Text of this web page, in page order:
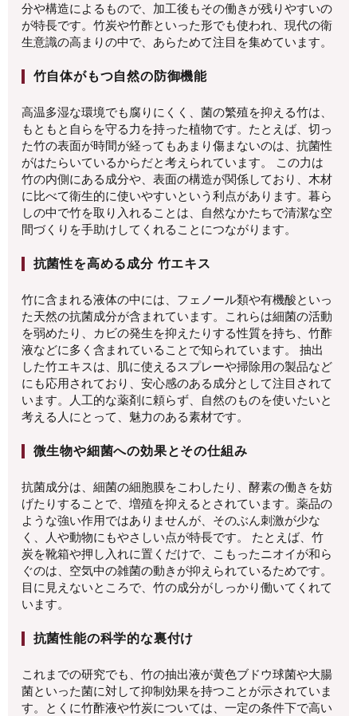
分や構造によるもので、加工後もその働きが残りやすいの
が特長です。竹炭や竹酢といった形でも使われ、現代の衛
生意識の高まりの中で、あらためて注目を集めています。
竹自体がもつ自然の防御機能
高温多湿な環境でも腐りにくく、菌の繁殖を抑える竹は、
もともと自らを守る力を持った植物です。たとえば、切っ
た竹の表面が時間が経ってもあまり傷まないのは、抗菌性
がはたらいているからだと考えられています。 この力は
竹の内側にある成分や、表面の構造が関係しており、木材
に比べて衛生的に使いやすいという利点があります。暮ら
しの中で竹を取り入れることは、自然なかたちで清潔な空
間づくりを手助けしてくれることにつながります。
抗菌性を高める成分 竹エキス
竹に含まれる液体の中には、フェノール類や有機酸といっ
た天然の抗菌成分が含まれています。これらは細菌の活動
を弱めたり、カビの発生を抑えたりする性質を持ち、竹酢
液などに多く含まれていることで知られています。 抽出
した竹エキスは、肌に使えるスプレーや掃除用の製品など
にも応用されており、安心感のある成分として注目されて
います。人工的な薬剤に頼らず、自然のものを使いたいと
考える人にとって、魅力のある素材です。
微生物や細菌への効果とその仕組み
抗菌成分は、細菌の細胞膜をこわしたり、酵素の働きを妨
げたりすることで、増殖を抑えるとされています。薬品の
ような強い作用ではありませんが、そのぶん刺激が少な
く、人や動物にもやさしい点が特長です。 たとえば、竹
炭を靴箱や押し入れに置くだけで、こもったニオイが和ら
ぐのは、空気中の雑菌の動きが抑えられているためです。
目に見えないところで、竹の成分がしっかり働いてくれて
います。
抗菌性能の科学的な裏付け
これまでの研究でも、竹の抽出液が黄色ブドウ球菌や大腸
菌といった菌に対して抑制効果を持つことが示されていま
す。とくに竹酢液や竹炭については、一定の条件下で高い